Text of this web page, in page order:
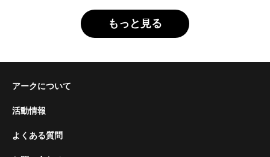
もっと見る
アークについて
活動情報
よくある質問